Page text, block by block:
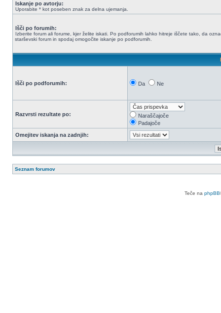
Iskanje po avtorju:
Uporabite * kot poseben znak za delna ujemanja.
Išči po forumih:
Izberite forum ali forume, kjer želite iskati. Po podforumih lahko hitreje iščete tako, da
starševski forum in spodaj omogočite iskanje po podforumih.
Išči po podforumih: Da Ne
Razvrsti rezultate po:
Naraščajoče
Padajoče
Omejitev iskanja na zadnjih:
Seznam forumov
Teče na phpBB